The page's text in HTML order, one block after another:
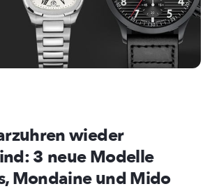
wieder
3 neue Modelle
Mondaine und Mido